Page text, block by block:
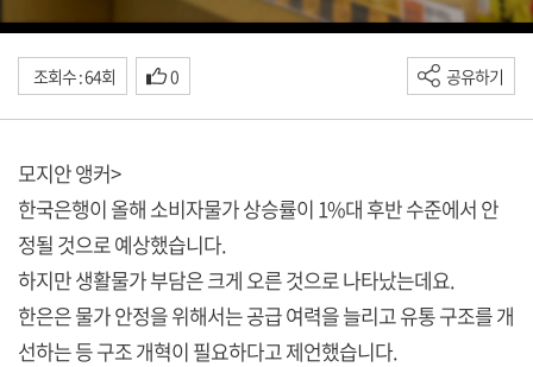
조회수 : 64회 0 공유하기
모지안 앵커>
한국은행이 올해 소비자물가 상승률이 1%대 후반 수준에서 안
정될 것으로 예상했습니다.
하지만 생활물가 부담은 크게 오른 것으로 나타났는데요.
한은은 물가 안정을 위해서는 공급 여력을 늘리고 유통 구조를 개
선하는 등 구조 개혁이 필요하다고 제언했습니다.